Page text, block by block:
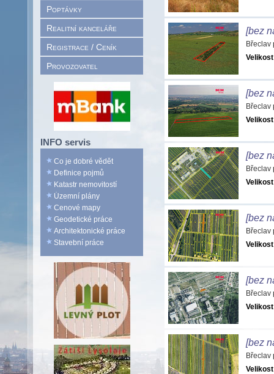
Poptávky
Realitní kanceláře
Registrace / Ceník
Provozovatel
INFO servis
Co je dobré vědět
Definice pojmů
Katastr nemovitostí
Územní plány
Cenové mapy
Geodetické práce
Architektonické práce
Stavební práce
[bez
Břeclav
[bez
Břeclav
[bez
Břeclav
[bez
Břeclav
[bez
Břeclav
[bez
Břeclav